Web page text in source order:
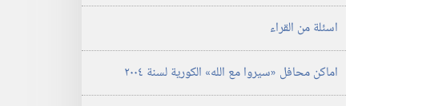
اسئلة من القراء
اماكن محافل «سيروا مع الله» الكورية لسنة ٢٠٠٤